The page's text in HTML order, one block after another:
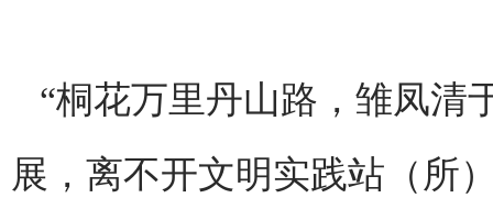
“桐花万里丹山路，雏凤清
展，离不开文明实践站（所